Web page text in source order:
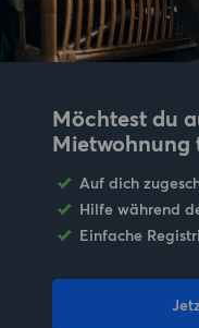
Möchtest du
Mietwohnung
Auf dich
Hilfe während
Einfache